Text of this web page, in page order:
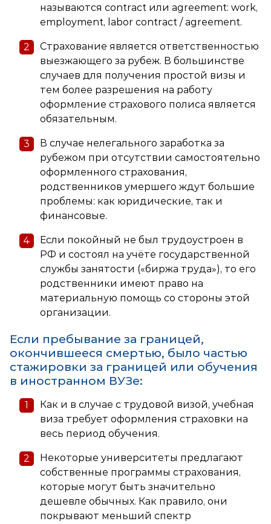
называются contract или agreement: work,
employment, labor contract / agreement.
Страхование является ответственностью
выезжающего за рубеж. В большинстве
случаев для получения простой визы и
тем более разрешения на работу
оформление страхового полиса является
обязательным.
В случае нелегального заработка за
рубежом при отсутствии самостоятельно
оформленного страхования,
родственников умершего ждут большие
проблемы: как юридические, так и
финансовые.
Если покойный не был трудоустроен в
РФ и состоял на учёте государственной
службы занятости («биржа труда»), то его
родственники имеют право на
материальную помощь со стороны этой
организации.
Если пребывание за границей,
окончившееся смертью, было частью
стажировки за границей или обучения
в иностранном ВУЗе:
Как и в случае с трудовой визой, учебная
виза требует оформления страховки на
весь период обучения.
Некоторые университеты предлагают
собственные программы страхования,
которые могут быть значительно
дешевле обычных. Как правило, они
покрывают меньший спектр